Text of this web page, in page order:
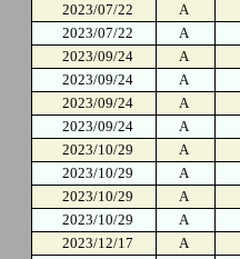
2023/07/22
A
2023/07/22
A
2023/09/24
A
2023/09/24
A
2023/09/24
A
2023/09/24
A
2023/10/29
A
2023/10/29
A
2023/10/29
A
2023/10/29
A
2023/12/17
A